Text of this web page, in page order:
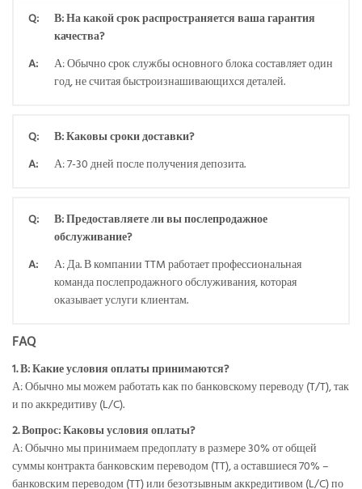
Q:
В: На какой срок распространяется ваша гарантия
качества?
A:
А: Обычно срок службы основного блока составляет один
год, не считая быстроизнашивающихся деталей.
Q:
В: Каковы сроки доставки?
A:
А: 7-30 дней после получения депозита.
Q:
В: Предоставляете ли вы послепродажное
обслуживание?
A:
А: Да. В компании TTM работает профессиональная
команда послепродажного обслуживания, которая
оказывает услуги клиентам.
FAQ
1. В: Какие условия оплаты принимаются?
А: Обычно мы можем работать как по банковскому переводу (T/T), так
и по аккредитиву (L/C).
2. Вопрос: Каковы условия оплаты?
А: Обычно мы принимаем предоплату в размере 30% от общей
суммы контракта банковским переводом (TT), а оставшиеся 70% –
банковским переводом (TT) или безотзывным аккредитивом (L/C) по